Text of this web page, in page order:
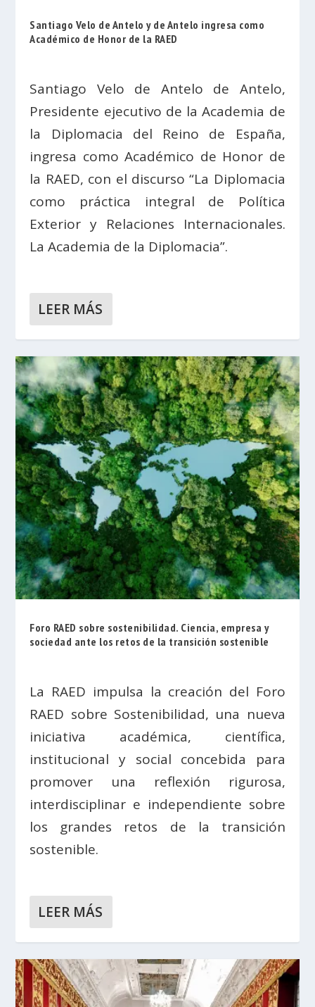
Santiago Velo de Antelo y de Antelo ingresa como
Académico de Honor de la RAED
Santiago Velo de Antelo de Antelo,
Presidente ejecutivo de la Academia de
la Diplomacia del Reino de España,
ingresa como Académico de Honor de
la RAED, con el discurso “La Diplomacia
como práctica integral de Política
Exterior y Relaciones Internacionales.
La Academia de la Diplomacia”.
LEER MÁS
Foro RAED sobre sostenibilidad. Ciencia, empresa y
sociedad ante los retos de la transición sostenible
La RAED impulsa la creación del Foro
RAED sobre Sostenibilidad, una nueva
iniciativa académica, científica,
institucional y social concebida para
promover una reflexión rigurosa,
interdisciplinar e independiente sobre
los grandes retos de la transición
sostenible.
LEER MÁS